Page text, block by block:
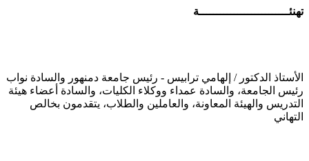
تهنئــــــــــــــــــــــــــة
الأستاذ الدكتور / إلهامي ترابيس - رئيس جامعة دمنهور والسادة نواب
رئيس الجامعة، والسادة عمداء ووكلاء الكليات، والسادة أعضاء هيئة
التدريس والهيئة المعاونة، والعاملين والطلاب، يتقدمون بخالص
التهاني